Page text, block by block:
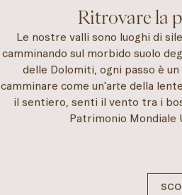
Ritrovare la
Le nostre valli sono luoghi di
camminando sul morbido suolo
delle Dolomiti, ogni passo è
camminare come un'arte della
il sentiero, senti il vento tra i
Patrimonio Mondiale